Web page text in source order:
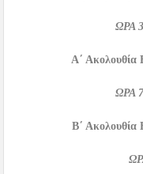
ΩΡΑ
Α΄ Ακολουθία
ΩΡΑ
Β΄ Ακολουθία